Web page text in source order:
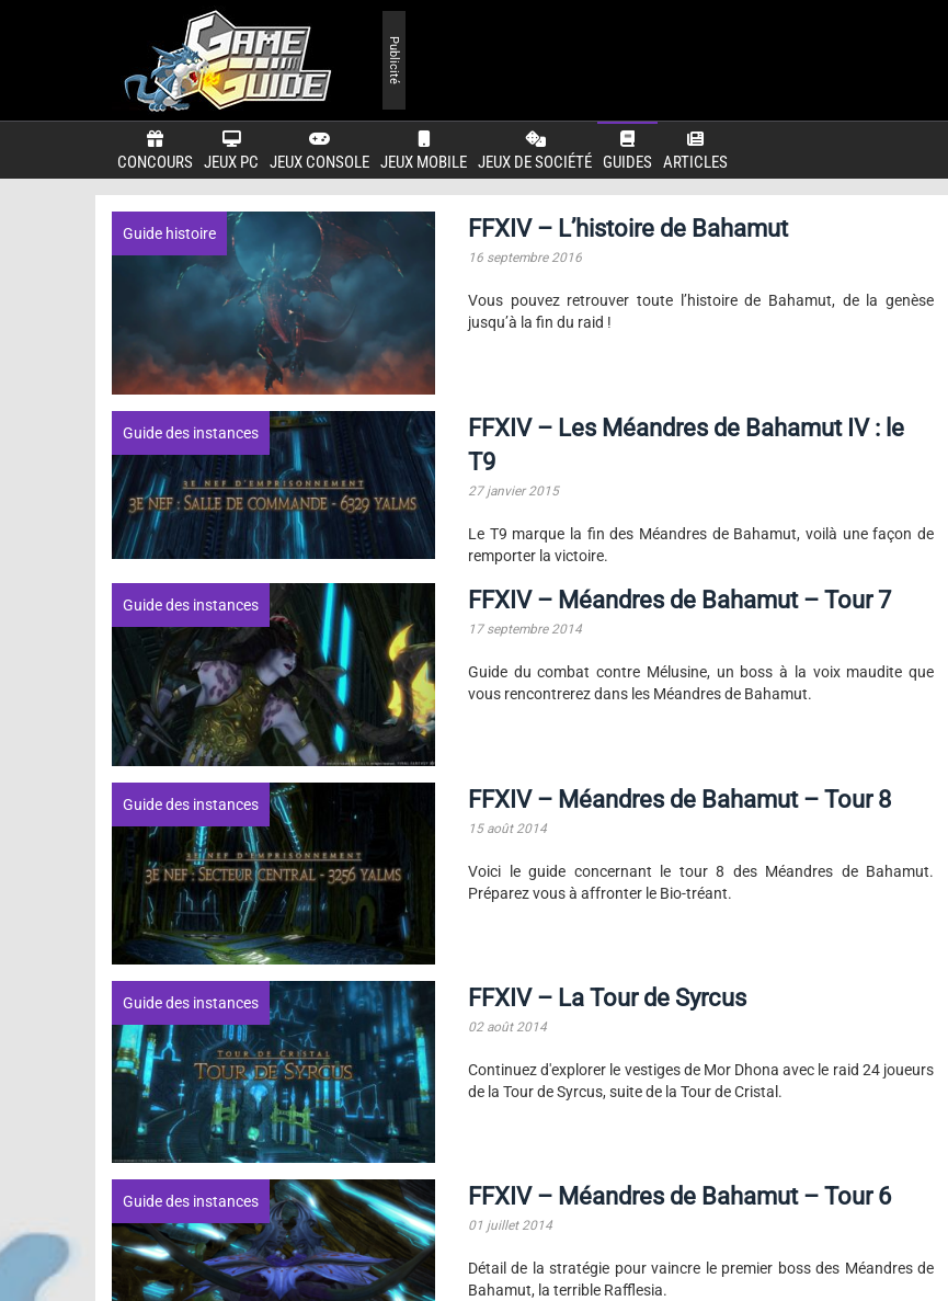
CONCOURS JEUX PC JEUX CONSOLE JEUX MOBILE JEUX DE SOCIÉTÉ GUIDES ARTICLES
Publicité
Guide histoire FFXIV – L’histoire de Bahamut
16 septembre 2016
Vous pouvez retrouver toute l’histoire de Bahamut, de la genèse
jusqu’à la fin du raid !
Guide des instances
FFXIV – Les Méandres de Bahamut IV : le
T9
27 janvier 2015
Le T9 marque la fin des Méandres de Bahamut, voilà une façon de
remporter la victoire.
Guide des instances FFXIV – Méandres de Bahamut – Tour 7
17 septembre 2014
Guide du combat contre Mélusine, un boss à la voix maudite que
vous rencontrerez dans les Méandres de Bahamut.
Guide des instances FFXIV – Méandres de Bahamut – Tour 8
15 août 2014
Voici le guide concernant le tour 8 des Méandres de Bahamut.
Préparez vous à affronter le Bio-tréant.
Guide des instances FFXIV – La Tour de Syrcus
02 août 2014
Continuez d'explorer le vestiges de Mor Dhona avec le raid 24 joueurs
de la Tour de Syrcus, suite de la Tour de Cristal.
Guide des instances FFXIV – Méandres de Bahamut – Tour 6
01 juillet 2014
Détail de la stratégie pour vaincre le premier boss des Méandres de
Bahamut, la terrible Rafflesia.